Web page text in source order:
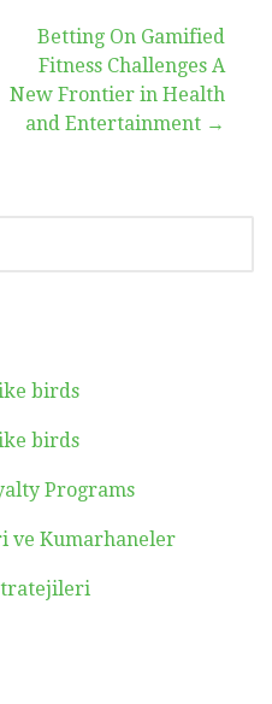
Betting On Gamified
Fitness Challenges A
New Frontier in Health
and Entertainment →
birds
birds
Programs
ve Kumarhaneler